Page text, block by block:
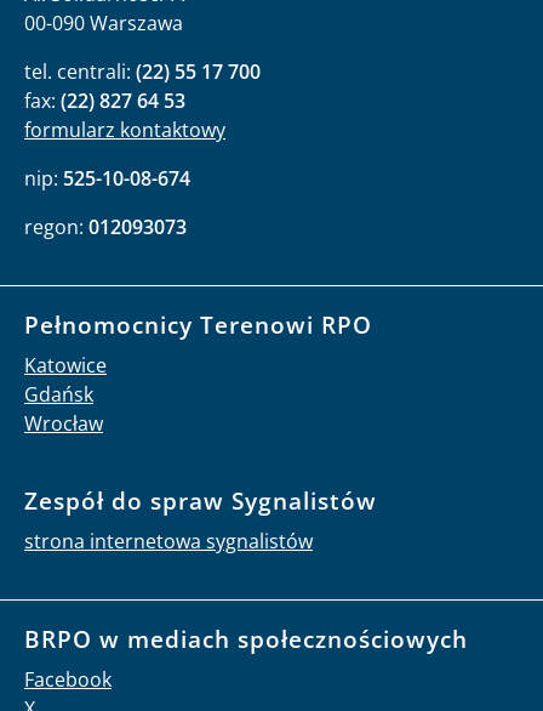
00-090 Warszawa
tel. centrali: (22) 55 17 700
fax: (22) 827 64 53
formularz kontaktowy
nip: 525-10-08-674
regon: 012093073
Pełnomocnicy Terenowi RPO
Katowice
Gdańsk
Wrocław
Zespół do spraw Sygnalistów
strona internetowa sygnalistów
BRPO w mediach społecznościowych
Facebook